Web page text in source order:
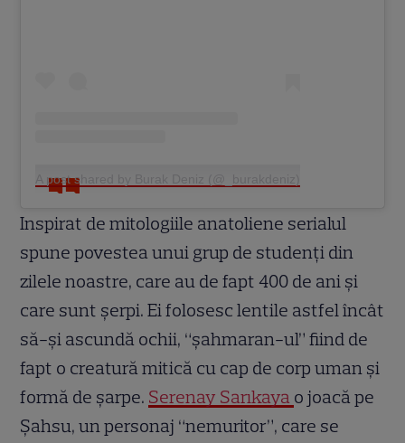
A post shared by Burak Deniz (@_burakdeniz)
Inspirat de mitologiile anatoliene serialul
spune povestea unui grup de studenți din
zilele noastre, care au de fapt 400 de ani și
care sunt șerpi. Ei folosesc lentile astfel încât
să-și ascundă ochii, “șahmaran-ul” fiind de
fapt o creatură mitică cu cap de corp uman și
formă de șarpe. Serenay Sarıkaya o joacă pe
Şahsu, un personaj “nemuritor”, care se